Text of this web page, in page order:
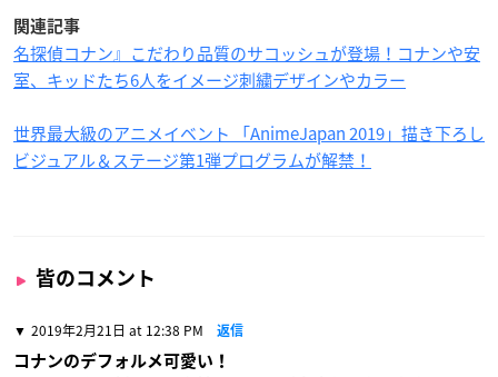
関連記事
名探偵コナン』こだわり品質のサコッシュが登場！コナンや安
室、キッドたち6人をイメージ刺繍デザインやカラー
世界最大級のアニメイベント 「AnimeJapan 2019」描き下ろし
ビジュアル＆ステージ第1弾プログラムが解禁！
皆のコメント
2019年2月21日 at 12:38 PM 返信
コナンのデフォルメ可愛い！